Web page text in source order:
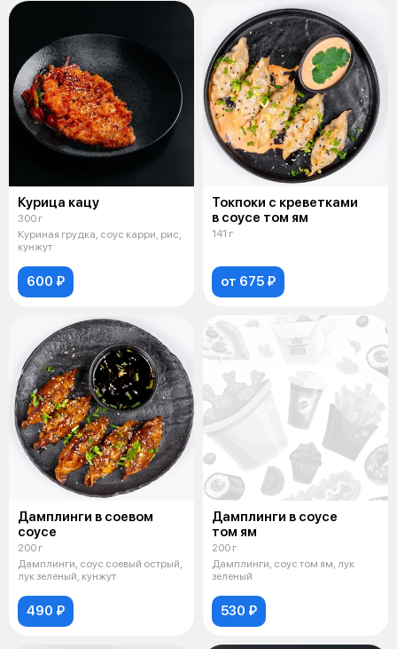
Курица кацу
300 г
Куриная грудка, соус карри, рис,
кунжут
600 ₽
Токпоки с креветками
в соусе том ям
141 г
от 675 ₽
Дамплинги в соевом
соусе
200 г
Дамплинги, соус соевый острый,
лук зеленый, кунжут
490 ₽
Дамплинги в соусе
том ям
200 г
Дамплинги, соус том ям, лук
зеленый
530 ₽